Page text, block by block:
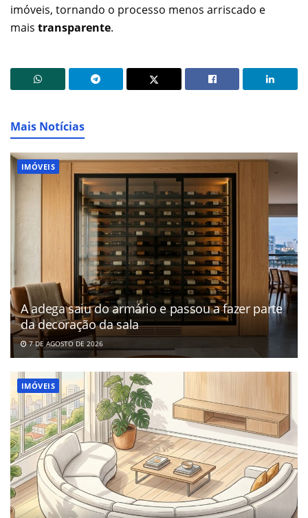
imóveis, tornando o processo menos arriscado e
mais transparente.
Mais Notícias
IMÓVEIS
A adega saiu do armário e passou a fazer parte
da decoração da sala
7 DE AGOSTO DE 2026
IMÓVEIS